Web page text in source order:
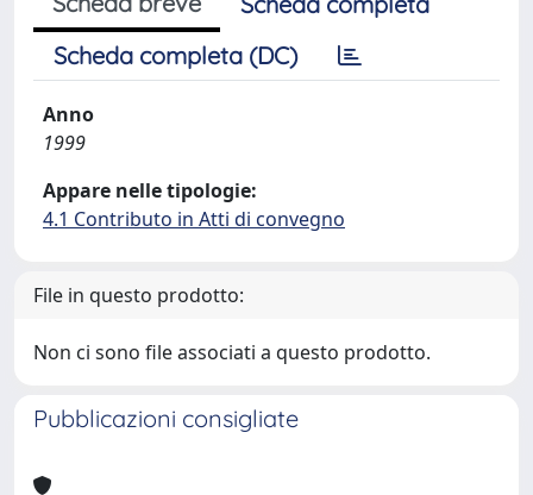
Scheda completa (DC)
Anno
1999
Appare nelle tipologie:
4.1 Contributo in Atti di convegno
File in questo prodotto:
Non ci sono file associati a questo prodotto.
Pubblicazioni consigliate